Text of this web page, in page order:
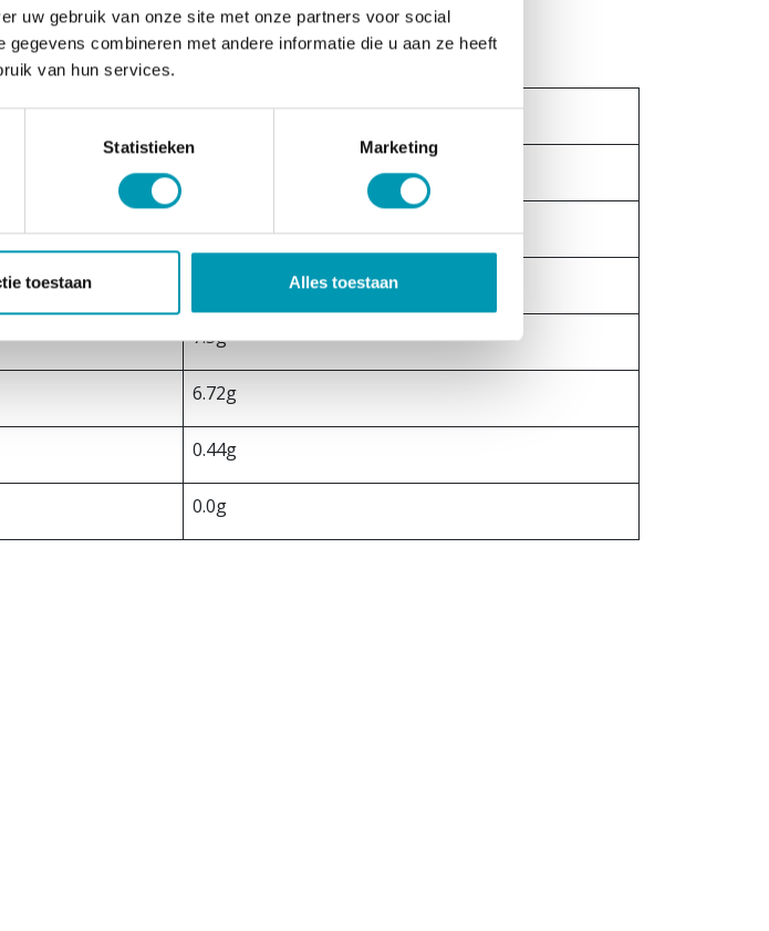
uw gebruik van onze site met onze partners voor social
combineren met andere informatie die u aan ze heeft
van hun services.
Statistieken Marketing
toestaan Alles toestaan
Per 100g
7.5g
6.72g
0.44g
0.0g